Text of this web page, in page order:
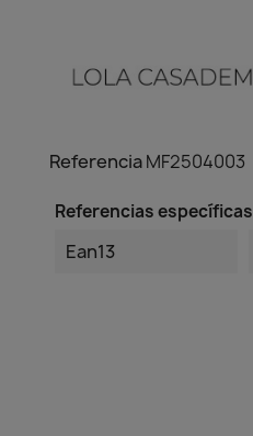
ReferenciaMF2504003
Referencias específicas
Ean13